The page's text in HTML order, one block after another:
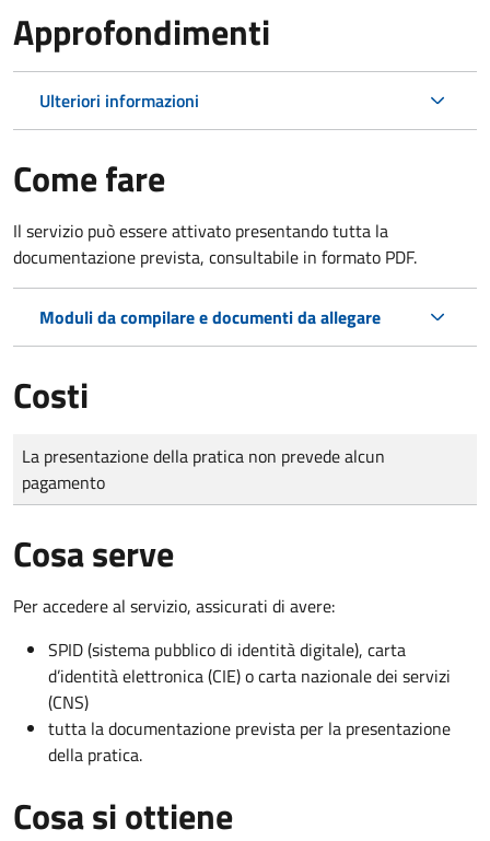
Approfondimenti
Ulteriori informazioni
Come fare
Il servizio può essere attivato presentando tutta la
documentazione prevista, consultabile in formato PDF.
Moduli da compilare e documenti da allegare
Costi
Tipo di pagamento
Importo
La presentazione della pratica non prevede alcun
pagamento
Cosa serve
Per accedere al servizio, assicurati di avere:
SPID (sistema pubblico di identità digitale), carta
d’identità elettronica (CIE) o carta nazionale dei servizi
(CNS)
tutta la documentazione prevista per la presentazione
della pratica.
Cosa si ottiene